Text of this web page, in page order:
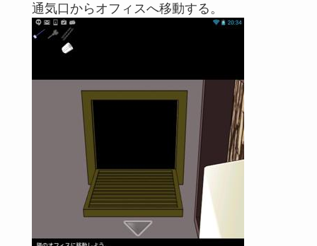
通気口からオフィスへ移動する。